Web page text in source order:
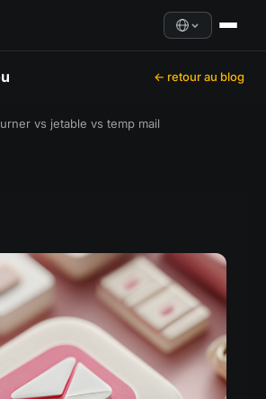
← retour au blog
vs jetable vs temp mail